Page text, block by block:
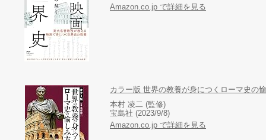
Amazon.co.jp で詳細を見る
カラー版 世界の教養が身につくローマ史の
本村 凌二 (監修)
宝島社 (2023/9/8)
Amazon.co.jp で詳細を見る